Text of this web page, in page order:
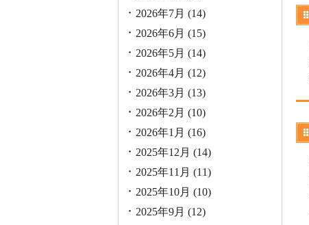
2026年7月 (14)
2026年6月 (15)
2026年5月 (14)
2026年4月 (12)
2026年3月 (13)
2026年2月 (10)
2026年1月 (16)
2025年12月 (14)
2025年11月 (11)
2025年10月 (10)
2025年9月 (12)